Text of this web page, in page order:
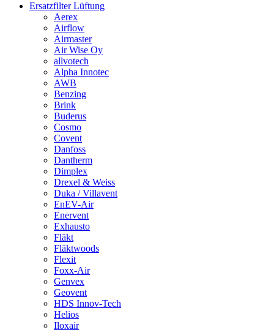
Ersatzfilter Lüftung
Aerex
Airflow
Airmaster
Air Wise Oy
allvotech
Alpha Innotec
AWB
Benzing
Brink
Buderus
Cosmo
Covent
Danfoss
Dantherm
Dimplex
Drexel & Weiss
Duka / Villavent
EnEV-Air
Enervent
Exhausto
Fläkt
Fläktwoods
Flexit
Foxx-Air
Genvex
Geovent
HDS Innov-Tech
Helios
Iloxair